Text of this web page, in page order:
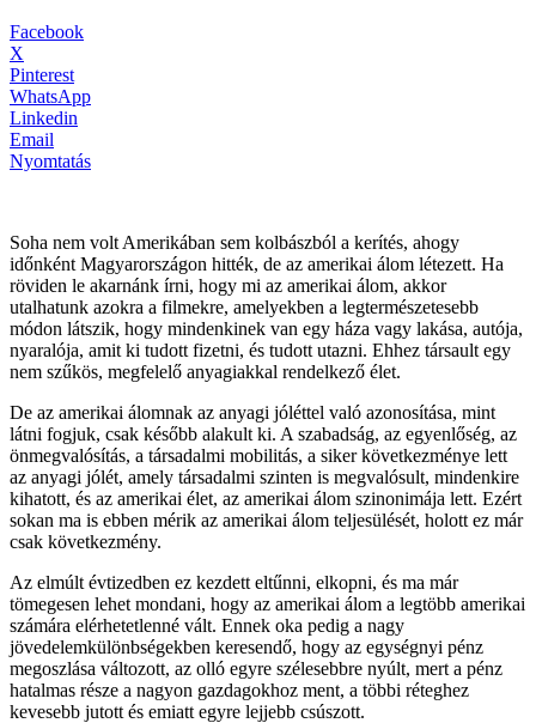
Facebook
X
Pinterest
WhatsApp
Linkedin
Email
Nyomtatás
Soha nem volt Amerikában sem kolbászból a kerítés, ahogy
időnként Magyarországon hitték, de az amerikai álom létezett. Ha
röviden le akarnánk írni, hogy mi az amerikai álom, akkor
utalhatunk azokra a filmekre, amelyekben a legtermészetesebb
módon látszik, hogy mindenkinek van egy háza vagy lakása, autója,
nyaralója, amit ki tudott fizetni, és tudott utazni. Ehhez társault egy
nem szűkös, megfelelő anyagiakkal rendelkező élet.
De az amerikai álomnak az anyagi jóléttel való azonosítása, mint
látni fogjuk, csak később alakult ki. A szabadság, az egyenlőség, az
önmegvalósítás, a társadalmi mobilitás, a siker következménye lett
az anyagi jólét, amely társadalmi szinten is megvalósult, mindenkire
kihatott, és az amerikai élet, az amerikai álom szinonimája lett. Ezért
sokan ma is ebben mérik az amerikai álom teljesülését, holott ez már
csak következmény.
Az elmúlt évtizedben ez kezdett eltűnni, elkopni, és ma már
tömegesen lehet mondani, hogy az amerikai álom a legtöbb amerikai
számára elérhetetlenné vált. Ennek oka pedig a nagy
jövedelemkülönbségekben keresendő, hogy az egységnyi pénz
megoszlása változott, az olló egyre szélesebbre nyúlt, mert a pénz
hatalmas része a nagyon gazdagokhoz ment, a többi réteghez
kevesebb jutott és emiatt egyre lejjebb csúszott.